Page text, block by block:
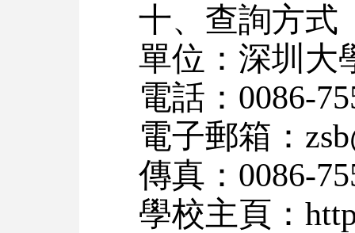
十、查詢方式
單位：深圳大
電話：0086-
電子郵箱：
傳真：0086-
學校主頁：